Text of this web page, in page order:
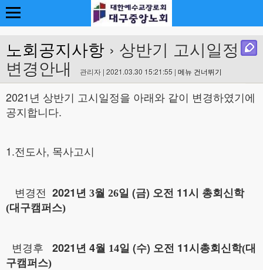
노회공지사항 › 상반기 고시일정
변경안내
관리자 | 2021.03.30 15:21:55 | 메뉴 건너뛰기
2021년 상반기 고시일정을 아래와 같이 변경하였기에
공지합니다.
1.전도사, 목사고시
변경전 2021 년 3월 26일 (금) 오전 11시 총회신학
(대구캠퍼스)
변경후 2021 년 4월 14일 (수) 오전 11시 총회신학(대
구캠퍼스)